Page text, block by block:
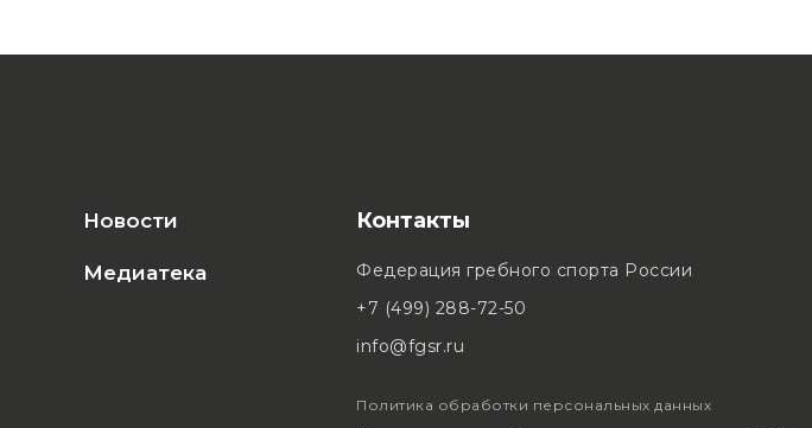
Новости
Медиатека
Контакты
Федерация гребного спорта России
+7 (499) 288-72-50
info@fgsr.ru
Политика обработки персональных данных